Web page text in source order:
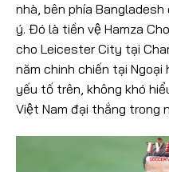
nhà, bên phía
ý. Đó là tiền vệ Hamza
cho Leicester City tại
năm chinh chiến tại
yếu tố trên, không khó
Việt Nam đại thắng trong